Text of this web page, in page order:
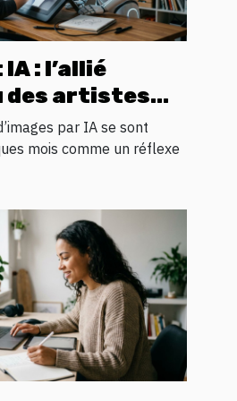
: l’allié
des artistes
en quête
visuelle
par IA se sont
mois comme un réflexe